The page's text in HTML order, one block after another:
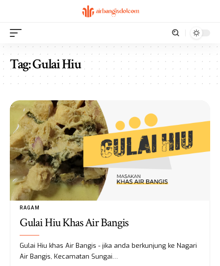
Tag:Gulai Hiu
RAGAM
Gulai Hiu Khas Air Bangis
Gulai Hiu khas Air Bangis - jika anda berkunjung ke Nagari
Air Bangis, Kecamatan Sungai…